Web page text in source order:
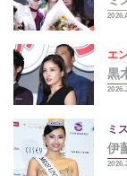
エ
黒
ミ
伊